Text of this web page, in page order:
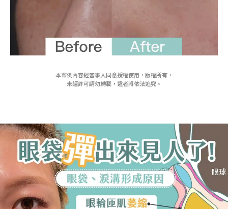
本案例內容經當事人同意授權使用，版權所有，
未經許可請勿轉載，違者將依法追究。